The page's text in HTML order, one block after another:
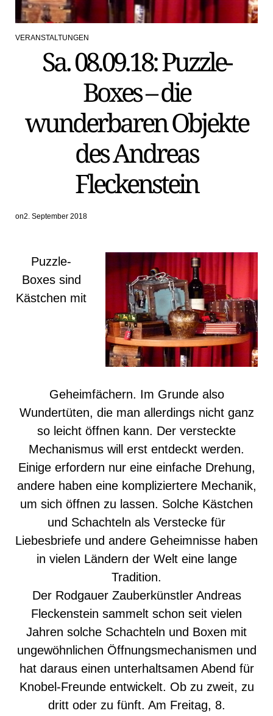
POSTED
VERANSTALTUNGEN
Sa. 08.09.18: Puzzle-
Boxes – die
wunderbaren Objekte
des Andreas
Fleckenstein
on2. September 2018
Puzzle-
Boxes sind
Kästchen mit
Geheimfächern. Im Grunde also
Wundertüten, die man allerdings nicht ganz
so leicht öffnen kann. Der versteckte
Mechanismus will erst entdeckt werden.
Einige erfordern nur eine einfache Drehung,
andere haben eine kompliziertere Mechanik,
um sich öffnen zu lassen. Solche Kästchen
und Schachteln als Verstecke für
Liebesbriefe und andere Geheimnisse haben
in vielen Ländern der Welt eine lange
Tradition.
Der Rodgauer Zauberkünstler Andreas
Fleckenstein sammelt schon seit vielen
Jahren solche Schachteln und Boxen mit
ungewöhnlichen Öffnungsmechanismen und
hat daraus einen unterhaltsamen Abend für
Knobel-Freunde entwickelt. Ob zu zweit, zu
dritt oder zu fünft. Am Freitag, 8.